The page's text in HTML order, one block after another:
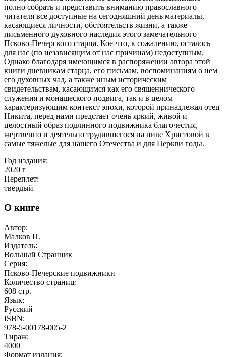
полно собрать и представить вниманию православного
читателя все доступные на сегодняшний день материалы,
касающиеся личности, обстоятельств жизни, а также
письменного духовного наследия этого замечательного
Псково-Печерского старца. Кое-что, к сожалению, осталось
для нас (по независящим от нас причинам) недоступным.
Однако благодаря имеющимся в распоряжении автора этой
книги дневникам старца, его письмам, воспоминаниям о нем
его духовных чад, а также иным историческим
свидетельствам, касающимся как его священнического
служения и монашеского подвига, так и в целом
характеризующим контекст эпохи, которой принадлежал отец
Никита, перед нами предстает очень яркий, живой и
целостный образ подлинного подвижника благочестия,
жертвенно и деятельно трудившегося на ниве Христовой в
самые тяжелые для нашего Отечества и для Церкви годы.
Год издания:
2020 г
Переплет:
твердый
О книге
Автор:
Малков П.
Издатель:
Вольный Странник
Серия:
Псково-Печерские подвижники
Количество страниц:
608 стр.
Язык:
Русский
ISBN:
978-5-00178-005-2
Тираж:
4000
Формат издания: